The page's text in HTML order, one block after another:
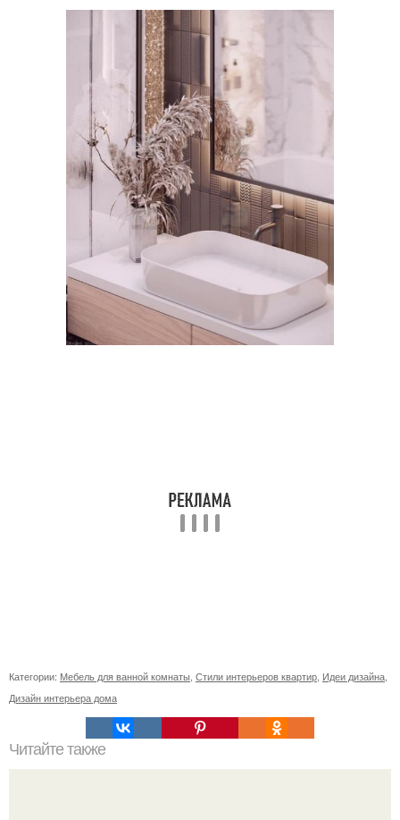
Категории: Мебель для ванной комнаты Стили интерьеров квартир Идеи дизайна
Дизайн интерьера дома
Читайте также